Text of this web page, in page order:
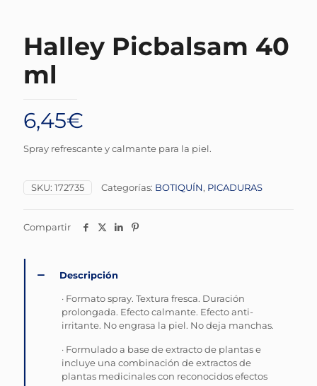
Halley Picbalsam 40
ml
6,45€
Spray refrescante y calmante para la piel.
SKU: 172735 Categorías: BOTIQUÍN, PICADURAS
Compartir
Descripción
· Formato spray. Textura fresca. Duración
prolongada. Efecto calmante. Efecto anti-
irritante. No engrasa la piel. No deja manchas.
· Formulado a base de extracto de plantas e
incluye una combinación de extractos de
plantas medicinales con reconocidos efectos